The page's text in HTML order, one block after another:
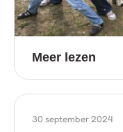
Meer lezen
30 september 2024